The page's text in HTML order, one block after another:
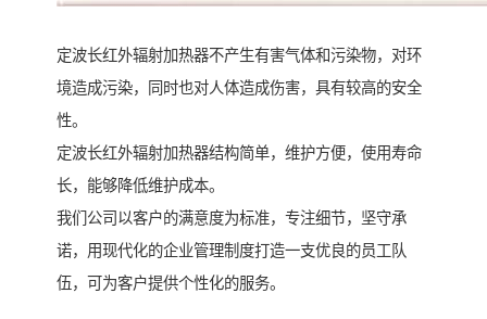
定波长红外辐射加热器不产生有害气体和污染物，对环
境造成污染，同时也对人体造成伤害，具有较高的安全
性。
定波长红外辐射加热器结构简单，维护方便，使用寿命
长，能够降低维护成本。
我们公司以客户的满意度为标准，专注细节，坚守承
诺，用现代化的企业管理制度打造一支优良的员工队
伍，可为客户提供个性化的服务。